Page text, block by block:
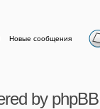
Новые сообщения
by phpBB